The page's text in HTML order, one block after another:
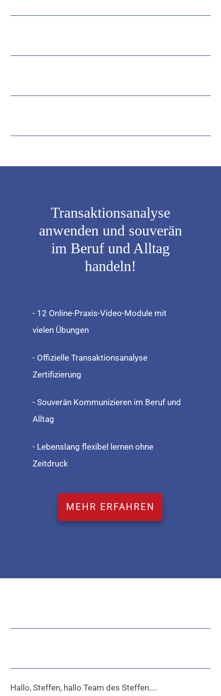
Transaktionsanalyse
anwenden und souverän
im Beruf und Alltag
handeln!
- 12 Online-Praxis-Video-Module mit
vielen Übungen
- Offizielle Transaktionsanalyse
Zertifizierung
- Souverän Kommunizieren im Beruf und
Alltag
- Lebenslang flexibel lernen ohne
Zeitdruck
MEHR ERFAHREN
Hallo, Steffen, hallo Team des Steffen....